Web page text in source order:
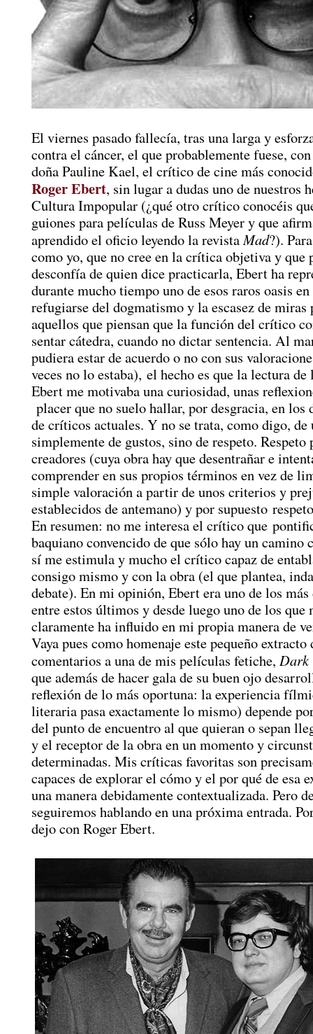
El viernes pasado fallecía, tras una larga y
contra el cáncer, el que probablemente fuese,
doña Pauline Kael, el crítico de cine más
Roger Ebert, sin lugar a dudas uno de nuestros
Cultura Impopular (¿qué otro crítico conocéis
guiones para películas de Russ Meyer y que
aprendido el oficio leyendo la revistaMad?).
como yo, que no cree en la crítica objetiva y que
desconfía de quien dice practicarla, Ebert ha
durante mucho tiempo uno de esos raros oasis
refugiarse del dogmatismo y la escasez de miras
aquellos que piensan que la función del crítico
sentar cátedra, cuando no dictar sentencia. Al
pudiera estar de acuerdo o no con sus
veces no lo estaba), el hecho es que la lectura de
Ebert me motivaba una curiosidad, unas
placer que no suelo hallar, por desgracia, en los
de críticos actuales. Y no se trata, como digo, de
simplemente de gustos, sino de respeto. Respeto
creadores (cuya obra hay que desentrañar e
comprender en sus propios términos en vez de
simple valoración a partir de unos criterios y
establecidos de antemano) y por supuesto
En resumen: no me interesa el crítico que
baquiano convencido de que sólo hay un camino
sí me estimula y mucho el crítico capaz de
consigo mismo y con la obra (el que plantea,
debate). En mi opinión, Ebert era uno de los más
entre estos últimos y desde luego uno de los que
claramente ha influido en mi propia manera de
Vaya pues como homenaje este pequeño extracto
comentarios a una de mis películas fetiche, Dark
que además de hacer gala de su buen ojo
reflexión de lo más oportuna: la experiencia
literaria pasa exactamente lo mismo) depende
del punto de encuentro al que quieran o sepan
y el receptor de la obra en un momento y
determinadas. Mis críticas favoritas son
capaces de explorar el cómo y el por qué de esa
una manera debidamente contextualizada. Pero
seguiremos hablando en una próxima entrada.
dejo con Roger Ebert.